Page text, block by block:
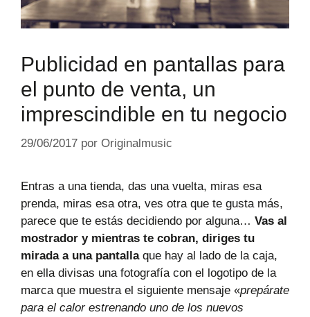
Publicidad en pantallas para
el punto de venta, un
imprescindible en tu negocio
29/06/2017 por Originalmusic
Entras a una tienda, das una vuelta, miras esa
prenda, miras esa otra, ves otra que te gusta más,
parece que te estás decidiendo por alguna… Vas al
mostrador y mientras te cobran, diriges tu
mirada a una pantallaque hay al lado de la caja,
en ella divisas una fotografía con el logotipo de la
marca que muestra el siguiente mensaje «prepárate
para el calor estrenando uno de los nuevos